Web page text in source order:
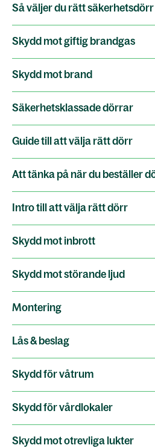
Så väljer du rätt säkerhetsdörr
Skydd mot giftig brandgas
Skydd mot brand
Säkerhetsklassade dörrar
Guide till att välja rätt dörr
Att tänka på när du beställer
Intro till att välja rätt dörr
Skydd mot inbrott
Skydd mot störande ljud
Montering
Lås & beslag
Skydd för våtrum
Skydd för vårdlokaler
Skydd mot otrevliga lukter